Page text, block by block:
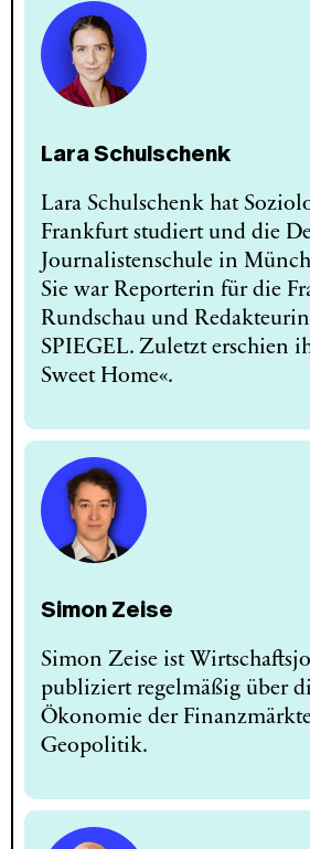
Lara Schulschenk
Lara Schulschenk hat
Frankfurt studiert und die
Journalistenschule in
Sie war Reporterin für die
Rundschau und
SPIEGEL. Zuletzt erschien
Sweet Home«.
Simon Zeise
Simon Zeise ist
publiziert regelmäßig über
Ökonomie der
Geopolitik.